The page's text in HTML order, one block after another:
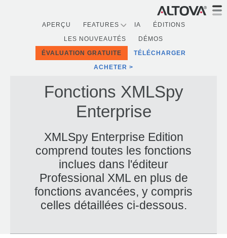
APERÇU FEATURES IA
ÉDITIONS
LES NOUVEAUTÉS
DÉMOS
ÉVALUATION GRATUITE
TÉLÉCHARGER
ACHETER
Fonctions XMLSpy
Enterprise
XMLSpy Enterprise Edition
comprend toutes les fonctions
inclues dans l'éditeur
Professional XML en plus de
fonctions avancées, y compris
celles détaillées ci-dessous.